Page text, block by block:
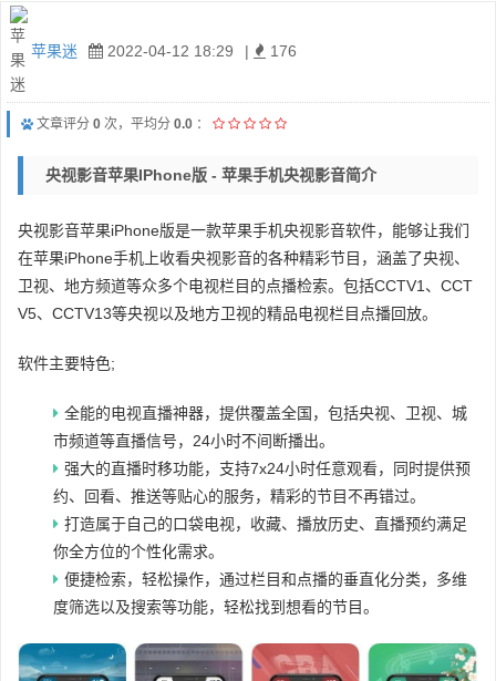
苹果迷 2022-04-12 18:29 | 176
文章评分 0 次，平均分 0.0 ：
央视影音苹果iPhone版 - 苹果手机央视影音简介
央视影音苹果iPhone版是一款苹果手机央视影音软件，能够让我们
在苹果iPhone手机上收看央视影音的各种精彩节目，涵盖了央视、
卫视、地方频道等众多个电视栏目的点播检索。包括CCTV1、CCT
V5、CCTV13等央视以及地方卫视的精品电视栏目点播回放。
软件主要特色;
全能的电视直播神器，提供覆盖全国，包括央视、卫视、城
市频道等直播信号，24小时不间断播出。
强大的直播时移功能，支持7x24小时任意观看，同时提供预
约、回看、推送等贴心的服务，精彩的节目不再错过。
打造属于自己的口袋电视，收藏、播放历史、直播预约满足
你全方位的个性化需求。
便捷检索，轻松操作，通过栏目和点播的垂直化分类，多维
度筛选以及搜索等功能，轻松找到想看的节目。